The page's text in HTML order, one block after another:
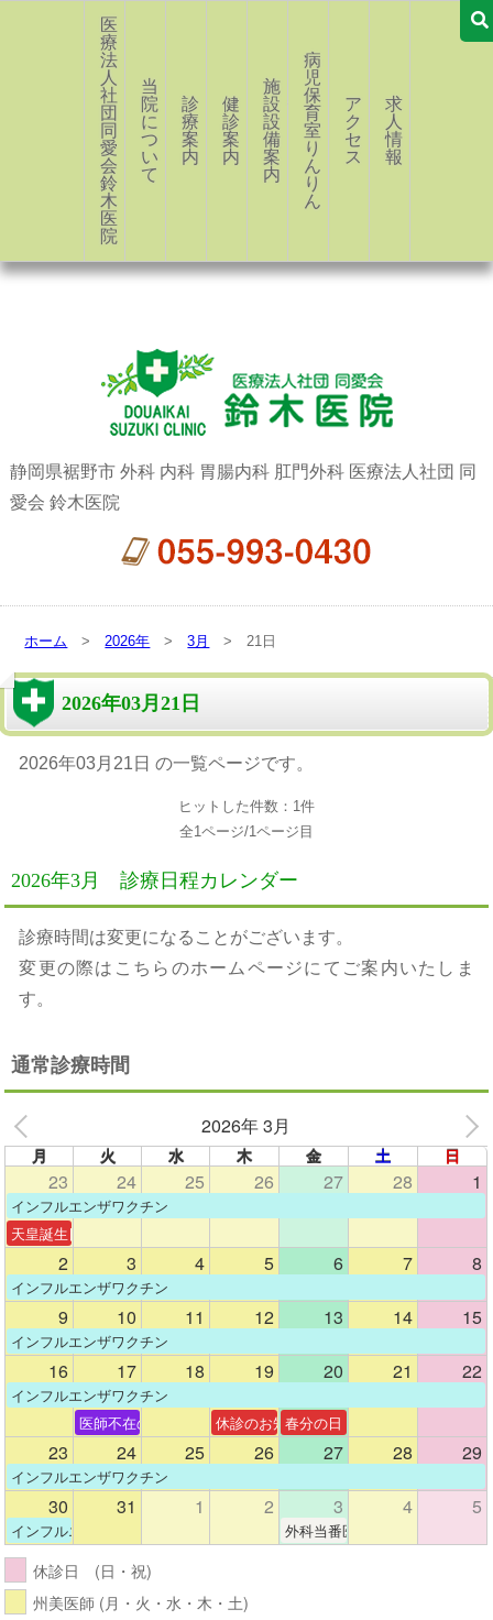
医
療
法
人
社
団
同
愛
会
鈴
木
医
院
当
院
に
つ
い
て
診
療
案
内
健
診
案
内
施
設・
設
備
案
内
病
児
保
育
室
り
ん
り
ん
ア
ク
セ
ス
求
人
情
報
静岡県裾野市 外科 内科 胃腸内科 肛門外科 医療法人社団 同
愛会 鈴木医院
ホーム >2026年 >3月 > 21日
2026年03月21日
2026年03月21日 の一覧ページです。
ヒットした件数：1件
全1ページ/1ページ目
2026年3月 診療日程カレンダー
診療時間は変更になることがございます。
変更の際はこちらのホームページにてご案内いたしま
す。
通常診療時間
2026年 3月
月 火 水 木 金 土 日
23 24 25 26 27 28 1
インフルエンザワクチン
天皇誕生日
2 3 4 5 6 7 8
インフルエンザワクチン
9 10 11 12 13 14 15
インフルエンザワクチン
16 17 18 19 20 21 22
インフルエンザワクチン
医師不在のお知らせ
休診のお知らせ
春分の日
23 24 25 26 27 28 29
インフルエンザワクチン
30 31 1 2 3 4 5
インフルエンザワクチン 外科当番医
休診日 (日・祝)
州美医師 (月・火・水・木・土)